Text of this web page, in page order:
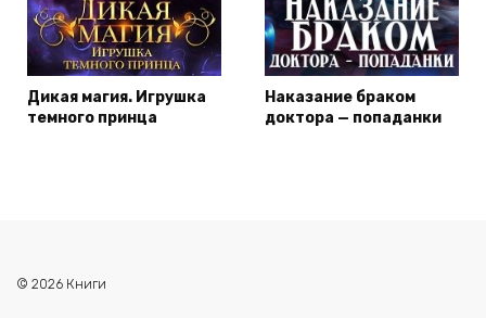
Дикая магия. Игрушка
темного принца
Наказание браком
доктора — попаданки
© 2026 Книги